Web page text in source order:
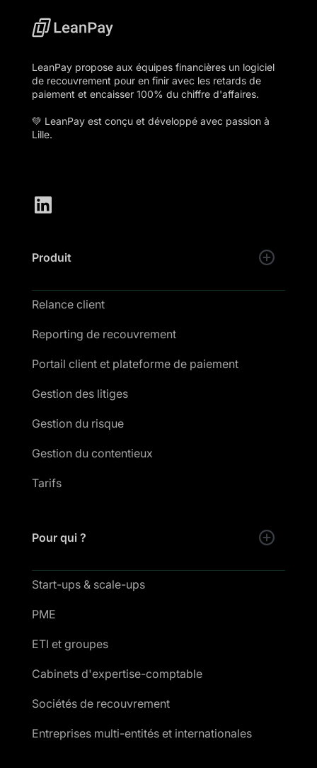
LeanPay propose aux équipes financières un logiciel
de recouvrement pour en finir avec les retards de
paiement et encaisser 100% du chiffre d'affaires.
💚 LeanPay est conçu et développé avec passion à
Lille.
Produit
Relance client
Reporting de recouvrement
Portail client et plateforme de paiement
Gestion des litiges
Gestion du risque
Gestion du contentieux
Tarifs
Pour qui ?
Start-ups & scale-ups
PME
ETI et groupes
Cabinets d'expertise-comptable
Sociétés de recouvrement
Entreprises multi-entités et internationales